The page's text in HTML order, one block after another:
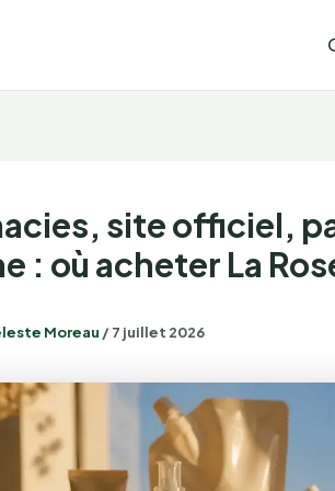
site officiel,
: où acheter La
Moreau /7 juillet 2026